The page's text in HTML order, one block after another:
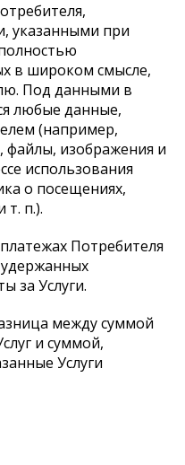
указанными при
в широком смысле,
Под данными в
любые данные,
(например,
файлы, изображения и
использования
о посещениях,
т. п.).
Потребителя
за Услуги.
между суммой
и суммой,
Услуги